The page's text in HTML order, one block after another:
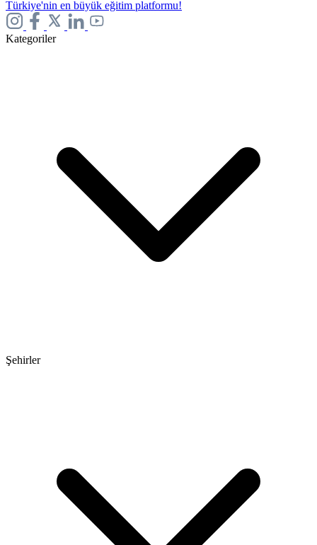
Türkiye'nin en büyük eğitim platformu!
Kategoriler
Şehirler